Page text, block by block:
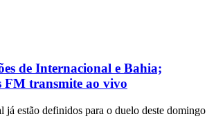
de Internacional e Bahia;
FM transmite ao vivo
já estão definidos para o duelo deste domingo